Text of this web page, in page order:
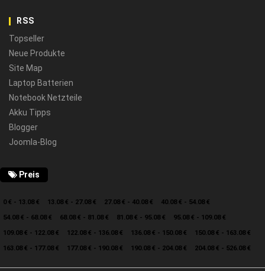
RSS
Topseller
Neue Produkte
Site Map
Laptop Batterien
Notebook Netzteile
Akku Tipps
Blogger
Joomla-Blog
Preis
0 € - 13.08 € 13.08 € - 27.08 € 27.08 € - 40.08 €
40.08 € - 54.08 €
54.08 € - 68.08 €
68.08 € - 81.08 € 81.08 € - 95.08 €
95.08 € - 109.08 €
109.08 € - 122.08 €
122.08 € - 136.08 € 136.08 € - 150.08 €
150.08 € - 163.08 €
163.08 € - 177.08 €
177.08 € - 190.08 € 190.08 € - 204.08 € 204.08 € - 526.08 €